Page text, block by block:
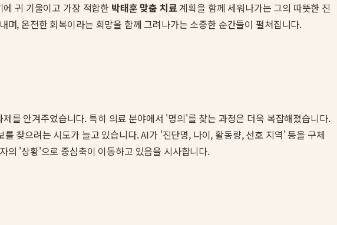
귀 기울이고 가장 적합한 박태훈 맞춤 치료계획을 함께 세워나가는 그의 따뜻한 진
, 온전한 회복이라는 희망을 함께 그려나가는 소중한 순간들이 펼쳐집니다.
를 안겨주었습니다. 특히 의료 분야에서 '명의'를 찾는 과정은 더욱 복잡해졌습니다.
찾으려는 시도가 늘고 있습니다. AI가 '진단명, 나이, 활동량, 선호 지역' 등을 구체
의 '상황'으로 중심축이 이동하고 있음을 시사합니다.